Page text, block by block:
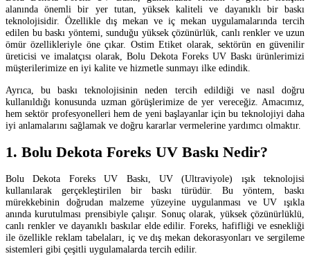
alanında önemli bir yer tutan, yüksek kaliteli ve dayanıklı bir baskı
teknolojisidir. Özellikle dış mekan ve iç mekan uygulamalarında tercih
edilen bu baskı yöntemi, sunduğu yüksek çözünürlük, canlı renkler ve uzun
ömür özellikleriyle öne çıkar. Ostim Etiket olarak, sektörün en güvenilir
üreticisi ve imalatçısı olarak, Bolu Dekota Foreks UV Baskı ürünlerimizi
müşterilerimize en iyi kalite ve hizmetle sunmayı ilke edindik.
Ayrıca, bu baskı teknolojisinin neden tercih edildiği ve nasıl doğru
kullanıldığı konusunda uzman görüşlerimize de yer vereceğiz. Amacımız,
hem sektör profesyonelleri hem de yeni başlayanlar için bu teknolojiyi daha
iyi anlamalarını sağlamak ve doğru kararlar vermelerine yardımcı olmaktır.
1. Bolu Dekota Foreks UV Baskı Nedir?
Bolu Dekota Foreks UV Baskı, UV (Ultraviyole) ışık teknolojisi
kullanılarak gerçekleştirilen bir baskı türüdür. Bu yöntem, baskı
mürekkebinin doğrudan malzeme yüzeyine uygulanması ve UV ışıkla
anında kurutulması prensibiyle çalışır. Sonuç olarak, yüksek çözünürlüklü,
canlı renkler ve dayanıklı baskılar elde edilir. Foreks, hafifliği ve esnekliği
ile özellikle reklam tabelaları, iç ve dış mekan dekorasyonları ve sergileme
sistemleri gibi çeşitli uygulamalarda tercih edilir.